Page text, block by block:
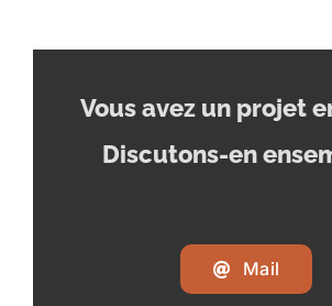
Vous avez un projet
Discutons-en
Mail